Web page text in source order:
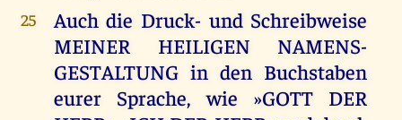
25
Auch die Druck- und Schreibweise
MEINER HEILIGEN NAMENS-
GESTALTUNG in den Buchstaben
eurer Sprache, wie »GOTT DER